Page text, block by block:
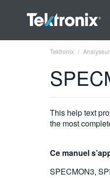
Tektronix
This help text
the most
Ce manuel
SPECMON3,